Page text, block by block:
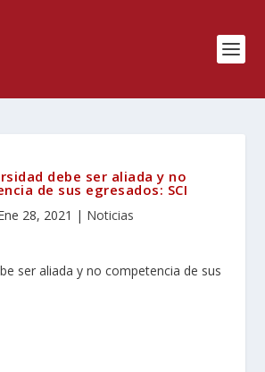
debe ser aliada y no
de sus egresados: SCI
28, 2021 | Noticias